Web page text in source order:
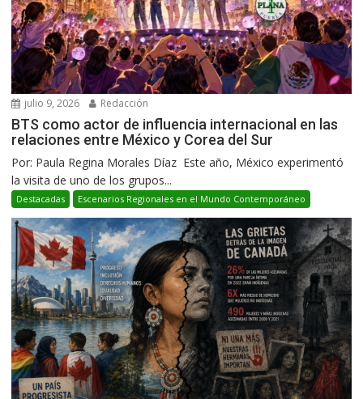
julio 9, 2026 Redacción
BTS como actor de influencia internacional en las
relaciones entre México y Corea del Sur
Por: Paula Regina Morales Díaz Este año, México experimentó
la visita de uno de los grupos...
Destacadas Escenarios Regionales en el Mundo Contemporáneo